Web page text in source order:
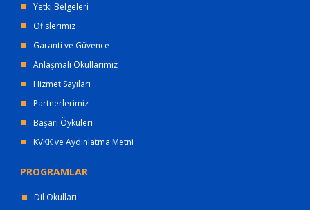
Yetki Belgeleri
Ofislerimiz
Garanti ve Güvence
Anlaşmalı Okullarımız
Hizmet Sayıları
Partnerlerimiz
Başarı Öyküleri
KVKK ve Aydınlatma Metni
PROGRAMLAR
Dil Okulları